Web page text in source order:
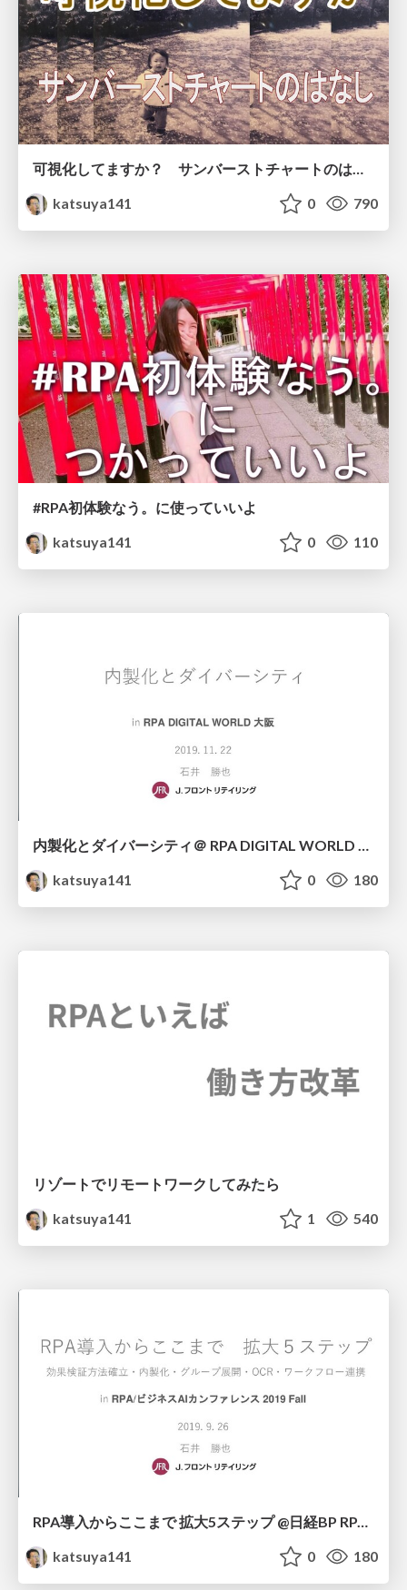
可視化してますか？ サンバーストチャートのはなし
katsuya141
0 790
#RPA初体験なう。に使っていいよ
katsuya141
0 110
内製化とダイバーシティ＠ RPA DIGITAL WORLD 2019 大阪
katsuya141
0 180
リゾートでリモートワークしてみたら
katsuya141
1 540
RPA導入からここまで 拡大5ステップ @日経BP RPA/ビジネスAIカンファレンス 2019 Fall
katsuya141
0 180